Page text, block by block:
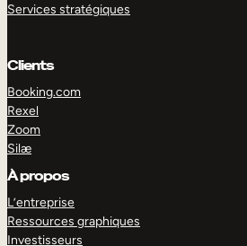
Services stratégiques
Clients
Booking.com
Rexel
Zoom
Silæ
À propos
L’entreprise
Ressources graphiques
Investisseurs